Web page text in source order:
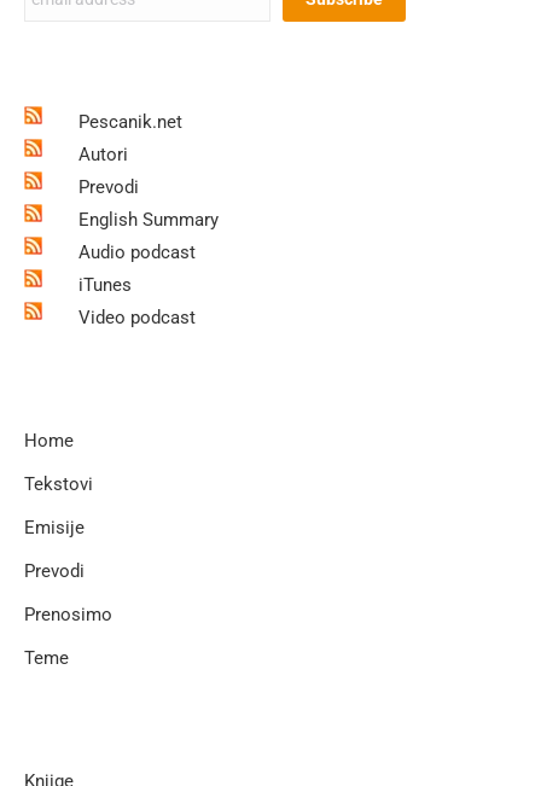
Pescanik.net
Autori
Prevodi
English Summary
Audio podcast
iTunes
Video podcast
Home
Tekstovi
Emisije
Prevodi
Prenosimo
Teme
Knjige